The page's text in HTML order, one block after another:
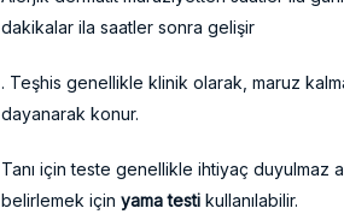
dakikalar ila saatler sonra gelişir
. Teşhis genellikle klinik olarak, maruz
dayanarak konur.
Tanı için teste genellikle ihtiyaç
belirlemek için yama testi kullanılabilir.